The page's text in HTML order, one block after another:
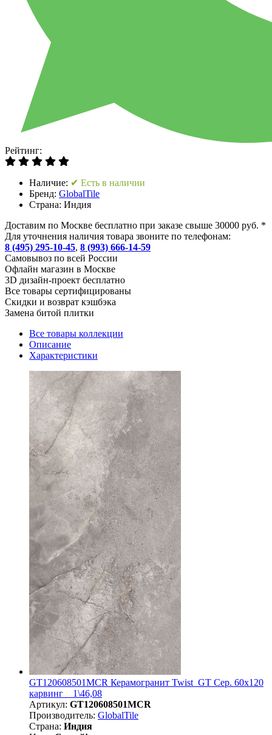
Рейтинг:
Наличие: ✔ Есть в наличии
Бренд: GlobalTile
Страна: Индия
Доставим по Москве бесплатно при заказе свыше 30000 руб. *
Для уточнения наличия товара звоните по телефонам:
8 (495) 295-10-45, 8 (993) 666-14-59
Cамовывоз по всей России
Офлайн магазин в Москве
3D дизайн-проект бесплатно
Все товары сертифицированы
Скидки и возврат кэшбэка
Замена битой плитки
Все товары коллекции
Описание
Характеристики
GT120608501MCR Керамогранит Twist_GT Сер. 60x120
карвинг _ 1\46,08
Артикул: GT120608501MCR
Производитель: GlobalTile
Страна: Индия